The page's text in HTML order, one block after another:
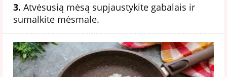
3. Atvėsusią mėsą supjaustykite gabalais ir
sumalkite mėsmale.